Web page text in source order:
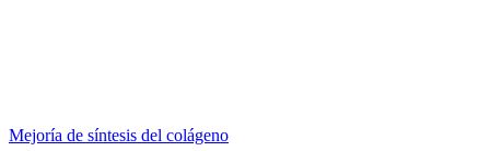
Mejoría de síntesis del colágeno